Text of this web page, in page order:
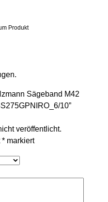
Produkt
Sägeband M42
10”
veröffentlicht.
* markiert